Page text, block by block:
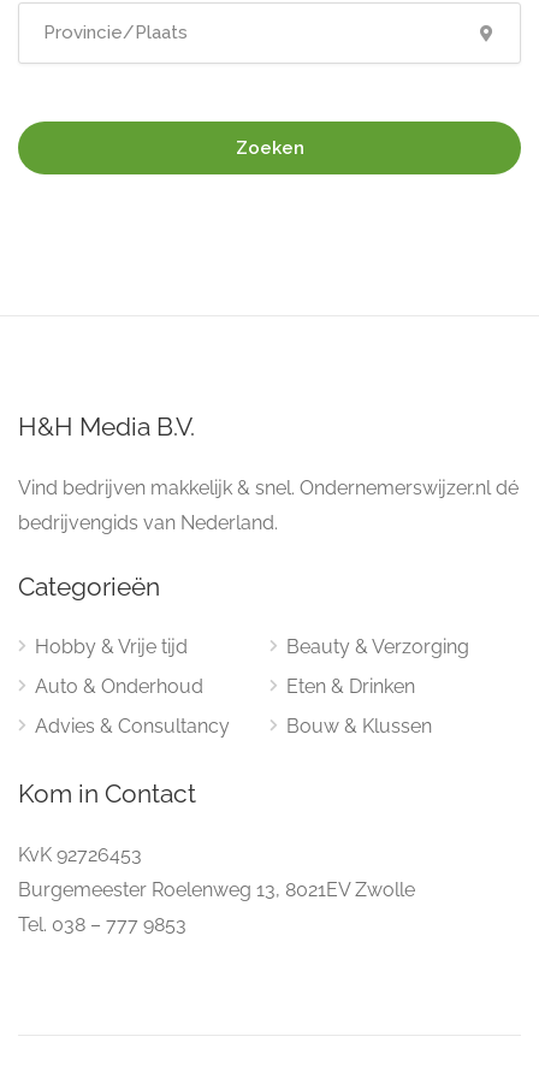
Zoeken
H&H Media B.V.
Vind bedrijven makkelijk & snel. Ondernemerswijzer.nl dé
bedrijvengids van Nederland.
Categorieën
Hobby & Vrije tijd
Auto & Onderhoud
Advies & Consultancy
Beauty & Verzorging
Eten & Drinken
Bouw & Klussen
Kom in Contact
KvK 92726453
Burgemeester Roelenweg 13, 8021EV Zwolle
Tel. 038 – 777 9853